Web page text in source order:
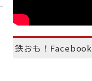
鉄おも！Facebook